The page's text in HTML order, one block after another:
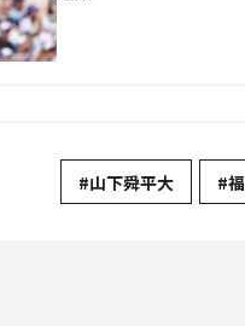
#山下舜平大 #